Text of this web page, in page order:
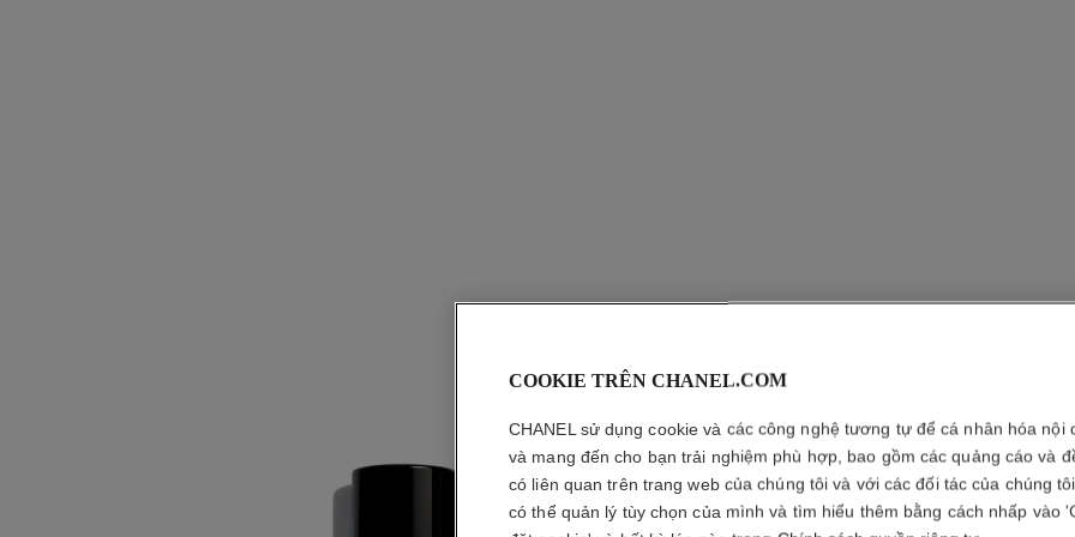
OMBRE
Phấn Mắt Dạng
Xem thêm chi tiết
Tham chiếu
COOKIE TRÊN CHANEL.COM
CHANEL sử dụng cookie và các công nghệ tương tự để cá nhân hóa nội
và mang đến cho bạn trải nghiệm phù hợp, bao gồm các quảng cáo và
có liên quan trên trang web của chúng tôi và với các đối tác của chúng
có thể quản lý tùy chọn của mình và tìm hiểu thêm bằng cách nhấp vào